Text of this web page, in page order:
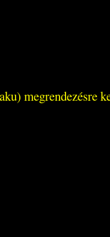
megrendezésre